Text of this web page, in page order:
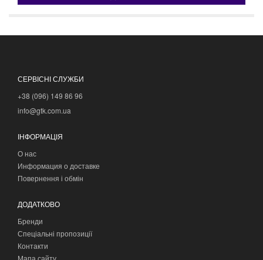
СЕРВІСНІ СЛУЖБИ
+38 (096) 149 86 96
info@gtk.com.ua
ІНФОРМАЦІЯ
О нас
Информация о доставке
Повернення і обмін
ДОДАТКОВО
Бренди
Спеціальні пропозиції
Контакти